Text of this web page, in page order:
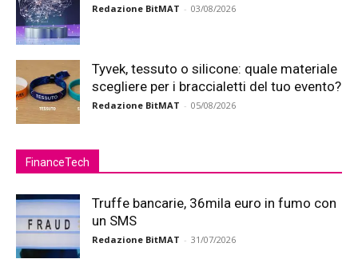
Redazione BitMAT - 03/08/2026
Tyvek, tessuto o silicone: quale materiale
scegliere per i braccialetti del tuo evento?
Redazione BitMAT - 05/08/2026
FinanceTech
Truffe bancarie, 36mila euro in fumo con
un SMS
Redazione BitMAT - 31/07/2026